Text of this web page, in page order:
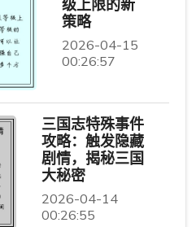
级上限的新
策略
2026-04-15
00:26:57
三国志特殊事件
攻略：触发隐藏
剧情，揭秘三国
大秘密
2026-04-14
00:26:55